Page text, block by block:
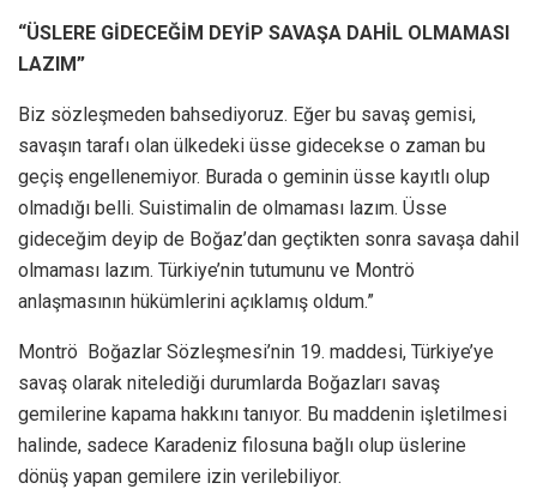
“ÜSLERE GİDECEĞİM DEYİP SAVAŞA DAHİL OLMAMASI
LAZIM”
Biz sözleşmeden bahsediyoruz. Eğer bu savaş gemisi,
savaşın tarafı olan ülkedeki üsse gidecekse o zaman bu
geçiş engellenemiyor. Burada o geminin üsse kayıtlı olup
olmadığı belli. Suistimalin de olmaması lazım. Üsse
gideceğim deyip de Boğaz’dan geçtikten sonra savaşa dahil
olmaması lazım. Türkiye’nin tutumunu ve Montrö
anlaşmasının hükümlerini açıklamış oldum.”
Montrö Boğazlar Sözleşmesi’nin 19. maddesi, Türkiye’ye
savaş olarak nitelediği durumlarda Boğazları savaş
gemilerine kapama hakkını tanıyor. Bu maddenin işletilmesi
halinde, sadece Karadeniz filosuna bağlı olup üslerine
dönüş yapan gemilere izin verilebiliyor.